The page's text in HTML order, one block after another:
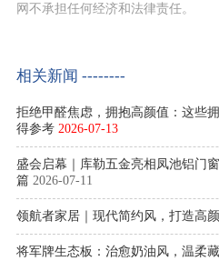
网不承担任何经济和法律责任。
相关新闻 --------
拒绝甲醛焦虑，拥抱高颜值：这些
得参考 2026-07-13
盛会启幕｜库勒五金亮相凤池铝门
篇 2026-07-11
领航者家居｜现代简约风，打造高
将军牌生态板：治愈奶油风，温柔藏